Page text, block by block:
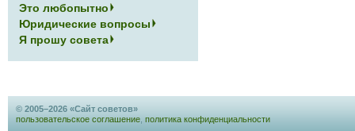
Это любопытно
Юридические вопросы
Я прошу совета
© 2005–2026 «Сайт советов»
пользовательское соглашение политика конфиденциальности